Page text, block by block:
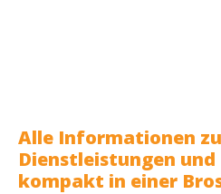
Alle Informationen
Dienstleistungen
kompakt in einer